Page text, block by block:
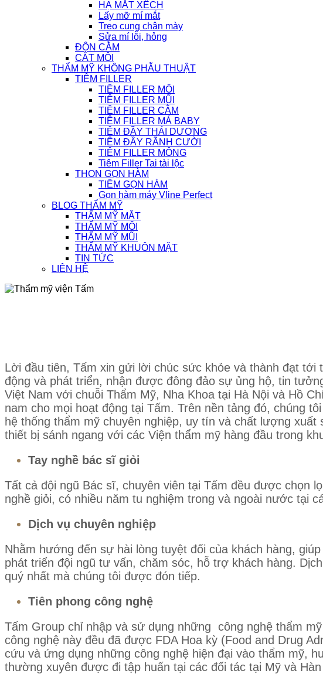
HẠ MẮT XẾCH
Lấy mỡ mí mắt
Treo cung chân mày
Sửa mí lỗi, hỏng
ĐỘN CẰM
CẮT MÔI
THẨM MỸ KHÔNG PHẪU THUẬT
TIÊM FILLER
TIÊM FILLER MÔI
TIÊM FILLER MŨI
TIÊM FILLER CẰM
TIÊM FILLER MÁ BABY
TIÊM ĐẦY THÁI DƯƠNG
TIÊM ĐẦY RÃNH CƯỜI
TIÊM FILLER MÔNG
Tiêm Filler Tai tài lộc
THON GỌN HÀM
TIÊM GỌN HÀM
Gọn hàm máy Vline Perfect
BLOG THẨM MỸ
THẨM MỸ MẮT
THẨM MỸ MÔI
THẨM MỸ MŨI
THẨM MỸ KHUÔN MẶT
TIN TỨC
LIÊN HỆ
Lời đầu tiên, Tấm xin gửi lời chúc sức khỏe và thành đạt tới
động và phát triển, nhận được đông đảo sự ủng hộ, tin
Việt Nam với chuỗi Thẩm Mỹ, Nha Khoa tại Hà Nội và Hồ
nam cho mọi hoạt động tại Tấm. Trên nền tảng đó, chúng
hệ thống thẩm mỹ chuyên nghiệp, uy tín và chất lượng
thiết bị sánh ngang với các Viện thẩm mỹ hàng đầu trong
Tay nghề bác sĩ giỏi
Tất cả đội ngũ Bác sĩ, chuyên viên tại Tấm đều được chọn
nghề giỏi, có nhiều năm tu nghiệm trong và ngoài nước tại
Dịch vụ chuyên nghiệp
Nhằm hướng đến sự hài lòng tuyệt đối của khách hàng,
phát triển đội ngũ tư vấn, chăm sóc, hỗ trợ khách hàng.
quý nhất mà chúng tôi được đón tiếp.
Tiên phong công nghệ
Tấm Group chỉ nhập và sử dụng những công nghệ thẩm
công nghệ này đều đã được FDA Hoa kỳ (Food and Drug
cứu và ứng dụng những công nghệ hiện đại vào thẩm mỹ,
thường xuyên được đi tập huấn tại các đối tác tại Mỹ và